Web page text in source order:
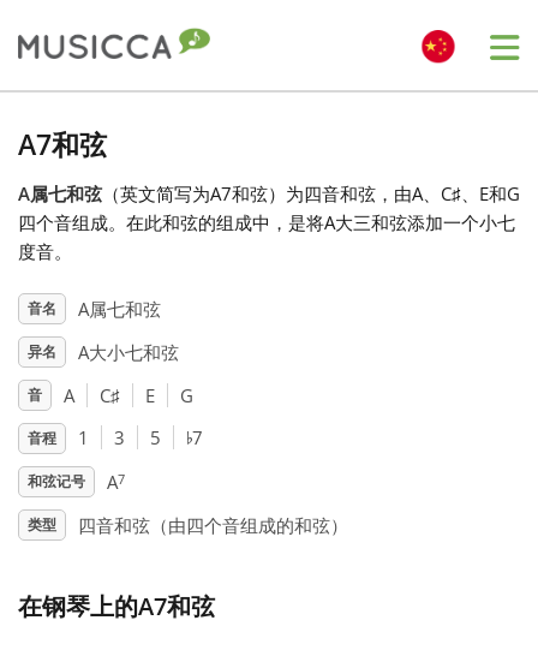
Български
Deutsch
English
A7和弦
A属七和弦 （英文简写为A7和弦）为四音和弦，由A、C♯、E和G
四个音组成。在此和弦的组成中，是将A大三和弦添加一个小七
度音。
音名 A属七和弦
异名 A大小七和弦
音 A C♯ E G
音程 1 3 5 ♭7
和弦记号 A7
类型 四音和弦（由四个音组成的和弦）
在钢琴上的A7和弦